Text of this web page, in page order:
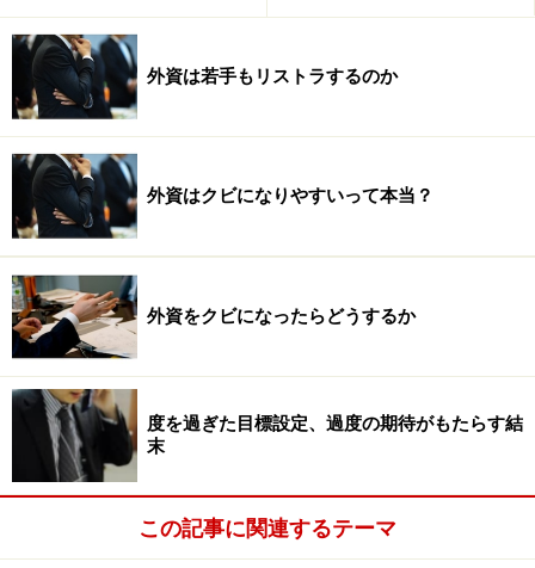
外資は若手もリストラするのか
外資はクビになりやすいって本当？
外資をクビになったらどうするか
度を過ぎた目標設定、過度の期待がもたらす結
末
この記事に関連するテーマ